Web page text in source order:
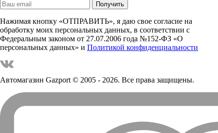
Нажимая кнопку «ОТПРАВИТЬ», я даю свое согласие на
обработку моих персональных данных, в соответствии с
Федеральным законом от 27.07.2006 года №152-ФЗ «О
персональных данных» и Политикой конфиденциальности
Автомагазин Gazport© 2005 - 2026. Все права защищены.